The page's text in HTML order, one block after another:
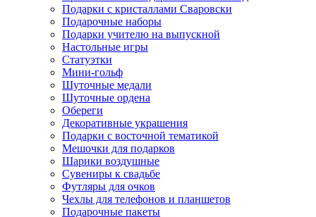
Подарки с кристаллами Сваровски
Подарочные наборы
Подарки учителю на выпускной
Настольные игры
Статуэтки
Мини-гольф
Шуточные медали
Шуточные ордена
Обереги
Декоративные украшения
Подарки с восточной тематикой
Мешочки для подарков
Шарики воздушные
Сувениры к свадьбе
Футляры для очков
Чехлы для телефонов и планшетов
Подарочные пакеты